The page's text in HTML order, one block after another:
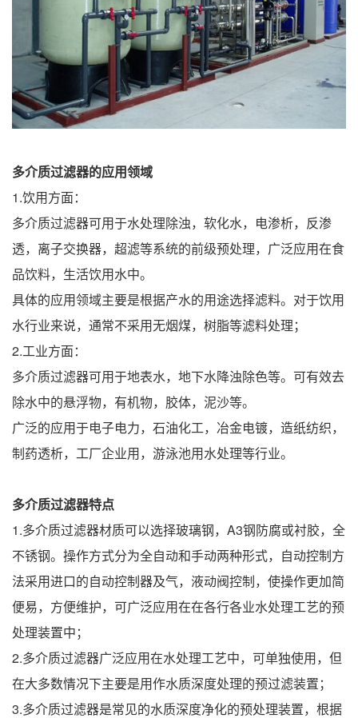
多介质过滤器的应用领域
1.饮用方面：
多介质过滤器可用于水处理除浊，软化水，电渗析，反渗
透，离子交换器，超滤等系统的前级预处理，广泛应用在食
品饮料，生活饮用水中。
具体的应用领域主要是根据产水的用途选择滤料。对于饮用
水行业来说，通常不采用无烟煤，树脂等滤料处理；
2.工业方面：
多介质过滤器可用于地表水，地下水降浊除色等。可有效去
除水中的悬浮物，有机物，胶体，泥沙等。
广泛的应用于电子电力，石油化工，冶金电镀，造纸纺织，
制药透析，工厂企业用，游泳池用水处理等行业。
多介质过滤器特点
1.多介质过滤器材质可以选择玻璃钢，A3钢防腐或衬胶，全
不锈钢。操作方式分为全自动和手动两种形式，自动控制方
法采用进口的自动控制器及气，液动阀控制，使操作更加简
便易，方便维护，可广泛应用在在各行各业水处理工艺的预
处理装置中；
2.多介质过滤器广泛应用在水处理工艺中，可单独使用，但
在大多数情况下主要是用作水质深度处理的预过滤装置；
3.多介质过滤器是常见的水质深度净化的预处理装置，根据